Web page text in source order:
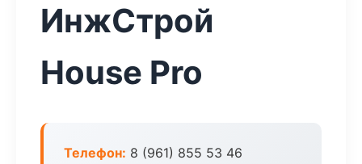
ИнжСтрой
House Pro
Телефон: 8 (961) 855 53 46